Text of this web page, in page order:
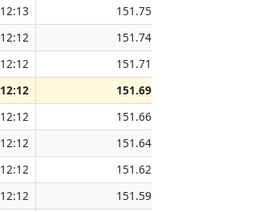
12:13
151.75
12:12
151.74
12:12
151.71
12:12
151.69
12:12
151.66
12:12
151.64
12:12
151.62
12:12
151.59